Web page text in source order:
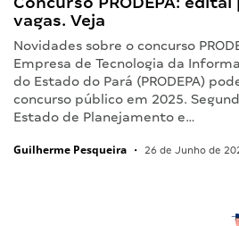
vagas. Veja
Novidades sobre o concurso
Empresa de Tecnologia da
do Estado do Pará (PRODEPA)
concurso público em 2025.
Estado de Planejamento e…
Guilherme Pesqueira • 26 de Junho de